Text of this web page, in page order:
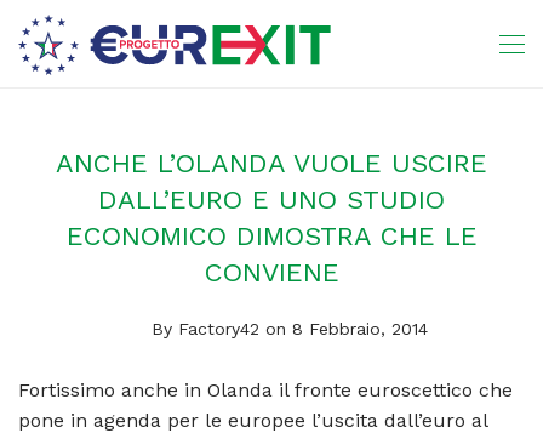
ANCHE L’OLANDA VUOLE USCIRE
DALL’EURO E UNO STUDIO
ECONOMICO DIMOSTRA CHE LE
CONVIENE
By Factory42 on 8 Febbraio, 2014
Fortissimo anche in Olanda il fronte euroscettico che
pone in agenda per le europee l’uscita dall’euro al